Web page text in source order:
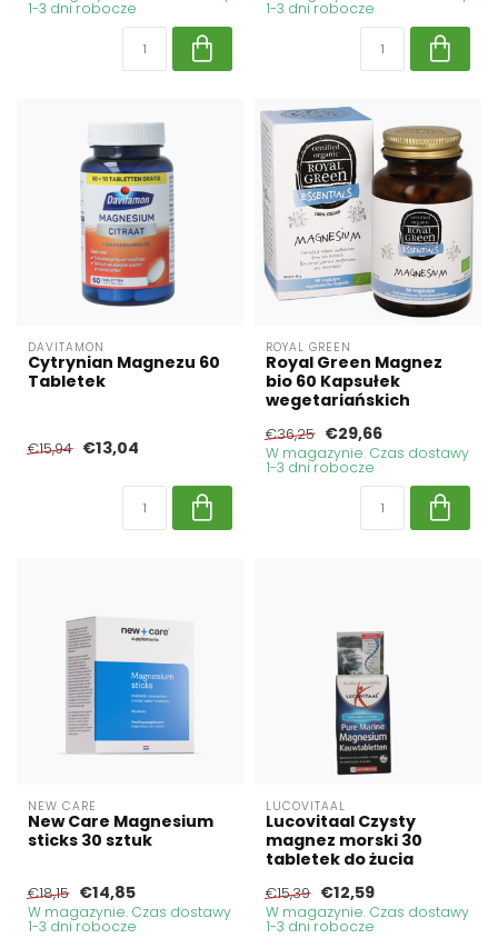
1-3 dni robocze 1-3 dni robocze
DAVITAMON
Cytrynian Magnezu 60
Tabletek
€15,94 €13,04
ROYAL GREEN
Royal Green Magnez
bio 60 Kapsułek
wegetariańskich
€36,25 €29,66
W magazynie. Czas dostawy
1-3 dni robocze
NEW CARE
New Care Magnesium
sticks 30 sztuk
€18,15 €14,85
W magazynie. Czas dostawy
1-3 dni robocze
LUCOVITAAL
Lucovitaal Czysty
magnez morski 30
tabletek do żucia
€15,39 €12,59
W magazynie. Czas dostawy
1-3 dni robocze